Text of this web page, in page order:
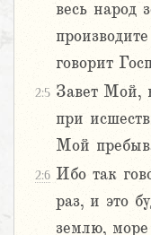
весь народ
говорит
2:5 Завет Мой,
при
Мой
2:6 Ибо так
раз, и это
землю,